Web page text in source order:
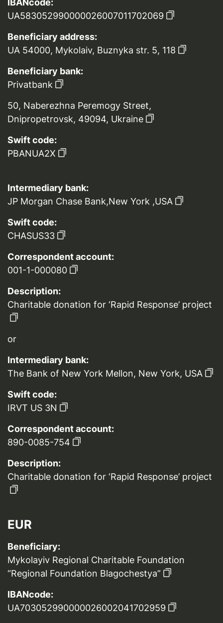
IBANcode:
UA583052990000026007011702069
Beneficiary address:
UA 54000, Mykolaiv, Buznyka str. 5, 118
Beneficiary bank:
Privatbank
50, Naberezhna Peremogy Street,
Dnipropetrovsk, 49094, Ukraine
Swift code:
PBANUA2X
Intermediary bank:
JP Morgan Chase Bank,New York ,USA
Swift code:
CHASUS33
Correspondent account:
001-1-000080
Description:
Charitable donation for ‘Rapid Response’ project
or
Intermediary bank:
The Bank of New York Mellon, New York, USA
Swift code:
IRVT US 3N
Correspondent account:
890-0085-754
Description:
Charitable donation for ‘Rapid Response’ project
EUR
Beneficiary:
Mykolayiv Regional Charitable Foundation
“Regional Foundation Blagochestya”
IBANcode:
UA703052990000026002041702959